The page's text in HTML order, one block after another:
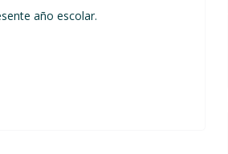
año escolar.